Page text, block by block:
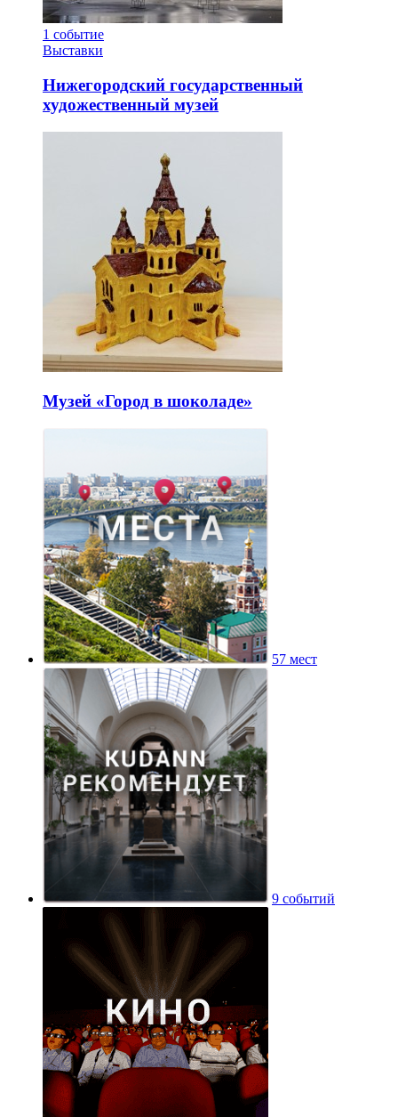
1 событие
Выставки
Нижегородский государственный
художественный музей
Музей «Город в шоколаде»
57 мест
9 событий